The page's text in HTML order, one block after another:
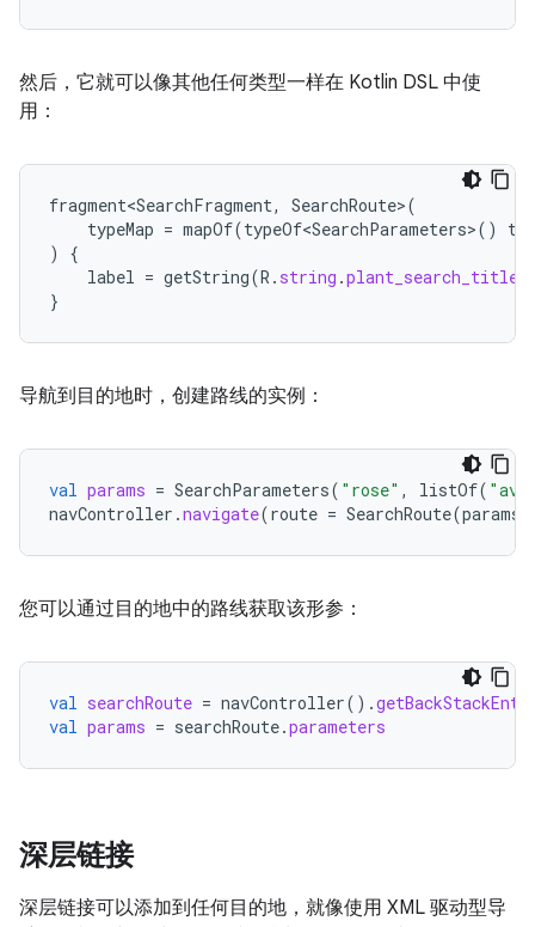
然后，它就可以像其他任何类型一样在 Kotlin DSL 中使
用：
fragment<SearchFragment, SearchRoute>(
typeMap = mapOf(typeOf<SearchParameters>()
to
)
{
label = getString(R . string .plant_search_title
}
导航到目的地时，创建路线的实例：
val params = SearchParameters( "rose" , listOf(
navController .navigate(route = SearchRoute(params
您可以通过目的地中的路线获取该形参：
val searchRoute = navController().
val params = searchRoute.parameters
深层链接
深层链接可以添加到任何目的地，就像使用 XML 驱动型导